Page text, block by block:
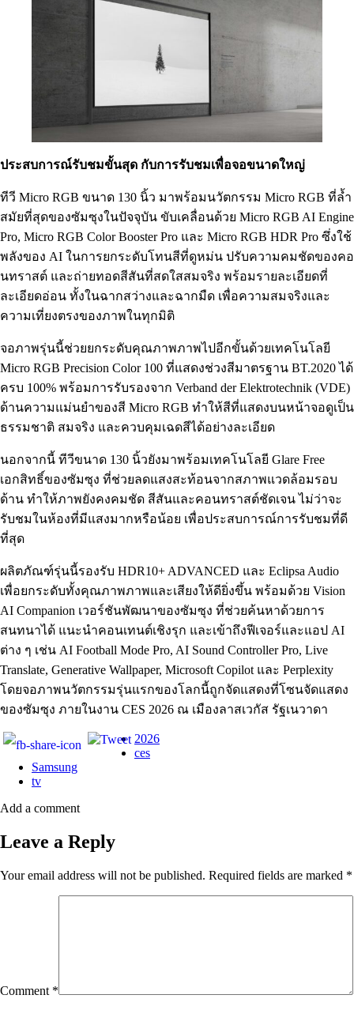
ประสบการณ์รับชมขั้นสุด กับการรับชมเพื่อจอขนาดใหญ่
ทีวี Micro RGB ขนาด 130 นิ้ว มาพร้อมนวัตกรรม Micro RGB ที่ล้ำ
สมัยที่สุดของซัมซุงในปัจจุบัน ขับเคลื่อนด้วย Micro RGB AI Engine
Pro, Micro RGB Color Booster Pro และ Micro RGB HDR Pro ซึ่งใช้
พลังของ AI ในการยกระดับโทนสีที่ดูหม่น ปรับความคมชัดของคอ
นทราสต์ และถ่ายทอดสีสันที่สดใสสมจริง พร้อมรายละเอียดที่
ละเอียดอ่อน ทั้งในฉากสว่างและฉากมืด เพื่อความสมจริงและ
ความเที่ยงตรงของภาพในทุกมิติ
จอภาพรุ่นนี้ช่วยยกระดับคุณภาพภาพไปอีกขั้นด้วยเทคโนโลยี
Micro RGB Precision Color 100 ที่แสดงช่วงสีมาตรฐาน BT.2020 ได้
ครบ 100% พร้อมการรับรองจาก Verband der Elektrotechnik (VDE)
ด้านความแม่นยำของสี Micro RGB ทำให้สีที่แสดงบนหน้าจอดูเป็น
ธรรมชาติ สมจริง และควบคุมเฉดสีได้อย่างละเอียด
นอกจากนี้ ทีวีขนาด 130 นิ้วยังมาพร้อมเทคโนโลยี Glare Free
เอกสิทธิ์ของซัมซุง ที่ช่วยลดแสงสะท้อนจากสภาพแวดล้อมรอบ
ด้าน ทำให้ภาพยังคงคมชัด สีสันและคอนทราสต์ชัดเจน ไม่ว่าจะ
รับชมในห้องที่มีแสงมากหรือน้อย เพื่อประสบการณ์การรับชมที่ดี
ที่สุด
ผลิตภัณฑ์รุ่นนี้รองรับ HDR10+ ADVANCED และ Eclipsa Audio
เพื่อยกระดับทั้งคุณภาพภาพและเสียงให้ดียิ่งขึ้น พร้อมด้วย Vision
AI Companion เวอร์ชันพัฒนาของซัมซุง ที่ช่วยค้นหาด้วยการ
สนทนาได้ แนะนำคอนเทนต์เชิงรุก และเข้าถึงฟีเจอร์และแอป AI
ต่าง ๆ เช่น AI Football Mode Pro, AI Sound Controller Pro, Live
Translate, Generative Wallpaper, Microsoft Copilot และ Perplexity
โดยจอภาพนวัตกรรมรุ่นแรกของโลกนี้ถูกจัดแสดงที่โซนจัดแสดง
ของซัมซุง ภายในงาน CES 2026 ณ เมืองลาสเวกัส รัฐเนวาดา
2026
ces
Samsung
tv
Add a comment
Leave a Reply
Your email address will not be published. Required fields are marked *
Comment *